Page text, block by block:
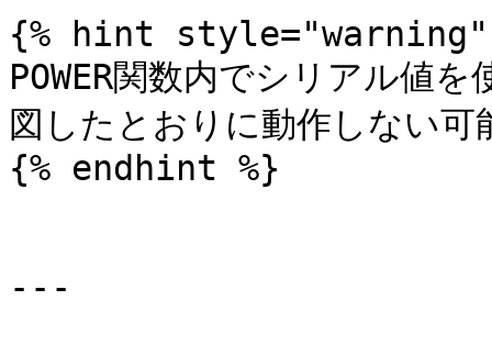
{% hint style="warning"
POWER関数内でシリアル値
図したとおりに動作しない可
{% endhint %}
---